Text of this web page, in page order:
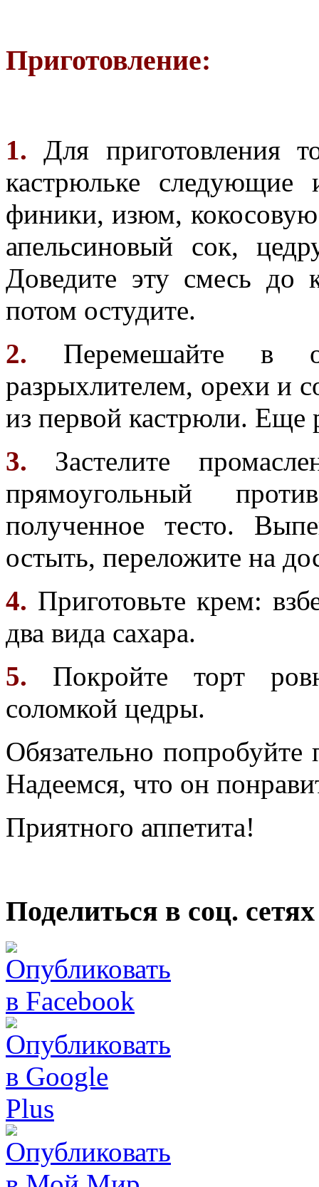
Приготовление:
1. Для приготовления
кастрюльке следующие
финики, изюм,
апельсиновый сок,
Доведите эту смесь до
потом остудите.
2. Перемешайте в
разрыхлителем, орехи и
из первой кастрюли. Еще
3. Застелите
прямоугольный
полученное тесто.
остыть, переложите на
4. Приготовьте крем:
два вида сахара.
5. Покройте торт
соломкой цедры.
Обязательно попробуйте
Надеемся, что он
Приятного аппетита!
Поделиться в соц. сетях